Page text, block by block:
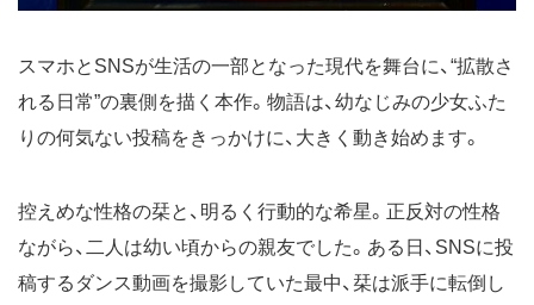
スマホとSNSが生活の一部となった現代を舞台に、“拡散さ
れる日常”の裏側を描く本作。物語は、幼なじみの少女ふた
りの何気ない投稿をきっかけに、大きく動き始めます。
控えめな性格の栞と、明るく行動的な希星。正反対の性格
ながら、二人は幼い頃からの親友でした。ある日、SNSに投
稿するダンス動画を撮影していた最中、栞は派手に転倒し